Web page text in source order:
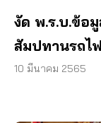
งัด พ.ร.บ.ข้อ
สัมปทานรถไ
10 มีนาคม 2565